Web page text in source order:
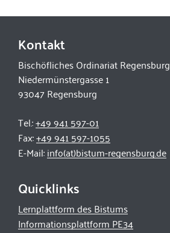
Kontakt
Bischöfliches Ordinariat Regensburg
Niedermünstergasse 1
93047 Regensburg
Tel.:+49 941 597-01
Fax:+49 941 597-1055
E-Mail:info(at)bistum-regensburg.de
Quicklinks
Lernplattform des Bistums
Informationsplattform PE34